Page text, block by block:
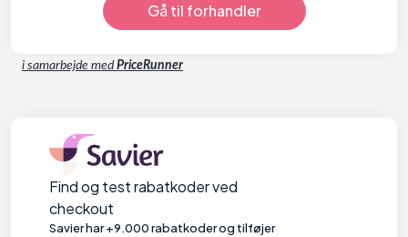
Gå til forhandler
i samarbejde med PriceRunner
Find og test rabatkoder ved
checkout
Savier har +9.000 rabatkoder og tilføjer